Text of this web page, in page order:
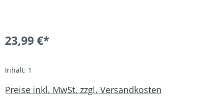
23,99 €*
Inhalt: 1
Preise inkl. MwSt. zzgl. Versandkosten